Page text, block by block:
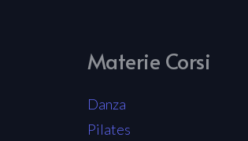
Materie Corsi
Danza
Pilates